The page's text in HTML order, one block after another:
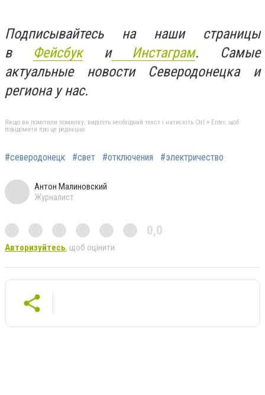
Подписывайтесь на наши страницы
в
ФейсбукиИнстаграм. Самые
актуальные новости Северодонецка и
региона у нас.
Якщо ви помітили помилку, виділіть необхідний текст і натисніть Ctrl + Enter, щоб
повідомити про це редакцію
#северодонецк #свет #отключения #электричество
Антон Малиновский
Журналист
0,0
Авторизуйтесь, щоб оцінити